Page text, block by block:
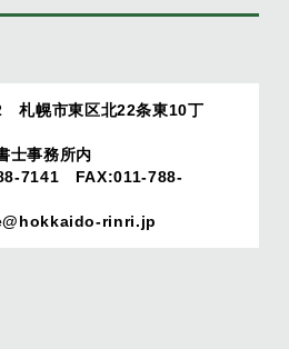
札幌市東区北22条東10丁
士事務所内
7141 FAX:011-788-
rinri.jp